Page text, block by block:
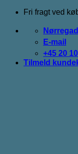
Fortsæt
indhold
Fri fragt ved
E-mail
+45 20
Tilmeld